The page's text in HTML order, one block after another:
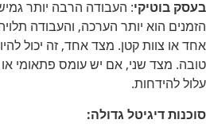
בעסק בוטיקי: העבודה הרבה יותר
הזמנים הוא יותר הערכה, והעבודה
אחד או צוות קטן. מצד אחד, זה יכול
טובה. מצד שני, אם יש עומס פתאומי או
עלול להידחות.
סוכנות דיגיטל גדולה: